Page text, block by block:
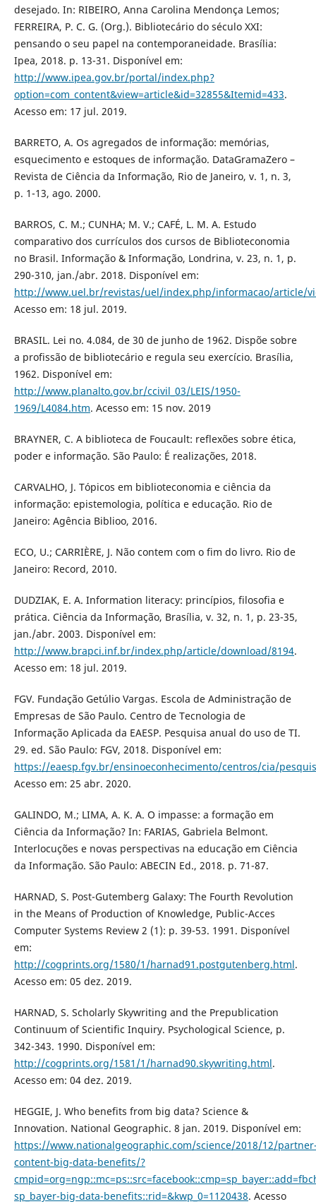
desejado. In: RIBEIRO, Anna Carolina Mendonça Lemos;
FERREIRA, P. C. G. (Org.). Bibliotecário do século XXI:
pensando o seu papel na contemporaneidade. Brasília:
Ipea, 2018. p. 13-31. Disponível em:
http://www.ipea.gov.br/portal/index.php?
option=com_content&view=article&id=32855&Itemid=433.
Acesso em: 17 jul. 2019.
BARRETO, A. Os agregados de informação: memórias,
esquecimento e estoques de informação. DataGramaZero –
Revista de Ciência da Informação, Rio de Janeiro, v. 1, n. 3,
p. 1-13, ago. 2000.
BARROS, C. M.; CUNHA; M. V.; CAFÉ, L. M. A. Estudo
comparativo dos currículos dos cursos de Biblioteconomia
no Brasil. Informação & Informação, Londrina, v. 23, n. 1, p.
290-310, jan./abr. 2018. Disponível em:
http://www.uel.br/revistas/uel/index.php/informacao/article/
Acesso em: 18 jul. 2019.
BRASIL. Lei no. 4.084, de 30 de junho de 1962. Dispõe sobre
a profissão de bibliotecário e regula seu exercício. Brasília,
1962. Disponível em:
http://www.planalto.gov.br/ccivil_03/LEIS/1950-
1969/L4084.htm. Acesso em: 15 nov. 2019
BRAYNER, C. A biblioteca de Foucault: reflexões sobre ética,
poder e informação. São Paulo: É realizações, 2018.
CARVALHO, J. Tópicos em biblioteconomia e ciência da
informação: epistemologia, política e educação. Rio de
Janeiro: Agência Biblioo, 2016.
ECO, U.; CARRIÈRE, J. Não contem com o fim do livro. Rio de
Janeiro: Record, 2010.
DUDZIAK, E. A. Information literacy: princípios, filosofia e
prática. Ciência da Informação, Brasília, v. 32, n. 1, p. 23-35,
jan./abr. 2003. Disponível em:
http://www.brapci.inf.br/index.php/article/download/8194.
Acesso em: 18 jul. 2019.
FGV. Fundação Getúlio Vargas. Escola de Administração de
Empresas de São Paulo. Centro de Tecnologia de
Informação Aplicada da EAESP. Pesquisa anual do uso de TI.
29. ed. São Paulo: FGV, 2018. Disponível em:
https://eaesp.fgv.br/ensinoeconhecimento/centros/cia/
Acesso em: 25 abr. 2020.
GALINDO, M.; LIMA, A. K. A. O impasse: a formação em
Ciência da Informação? In: FARIAS, Gabriela Belmont.
Interlocuções e novas perspectivas na educação em Ciência
da Informação. São Paulo: ABECIN Ed., 2018. p. 71-87.
HARNAD, S. Post-Gutemberg Galaxy: The Fourth Revolution
in the Means of Production of Knowledge, Public-Acces
Computer Systems Review 2 (1): p. 39-53. 1991. Disponível
em:
http://cogprints.org/1580/1/harnad91.postgutenberg.html.
Acesso em: 05 dez. 2019.
HARNAD, S. Scholarly Skywriting and the Prepublication
Continuum of Scientific Inquiry. Psychological Science, p.
342-343. 1990. Disponível em:
http://cogprints.org/1581/1/harnad90.skywriting.html.
Acesso em: 04 dez. 2019.
HEGGIE, J. Who benefits from big data? Science &
Innovation. National Geographic. 8 jan. 2019. Disponível em:
https://www.nationalgeographic.com/science/2018/12/
content-big-data-benefits/?
sp_bayer-big-data-benefits::rid=&kwp_0=1120438. Acesso